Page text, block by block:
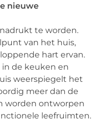
nieuwe
te worden.
van het huis,
hart ervan.
de keuken en
weerspiegelt het
meer dan de
worden ontworpen
leefruimten.